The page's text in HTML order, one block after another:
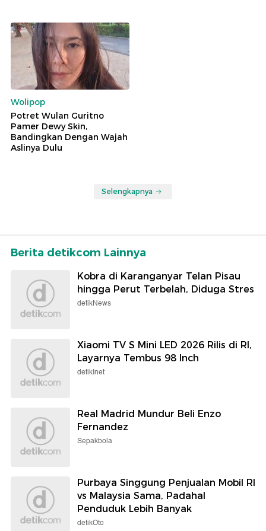
Wolipop
Potret Wulan Guritno
Pamer Dewy Skin,
Bandingkan Dengan Wajah
Aslinya Dulu
Selengkapnya
Berita detikcom Lainnya
Kobra di Karanganyar Telan Pisau
hingga Perut Terbelah, Diduga Stres
detikNews
Xiaomi TV S Mini LED 2026 Rilis di RI,
Layarnya Tembus 98 Inch
detikInet
Real Madrid Mundur Beli Enzo
Fernandez
Sepakbola
Purbaya Singgung Penjualan Mobil RI
vs Malaysia Sama, Padahal
Penduduk Lebih Banyak
detikOto